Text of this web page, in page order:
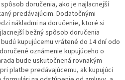
doručenia, ako je najlacnejší
predávajúcim. Dodatočnými
nákladmi na doručenie, ktoré si
bežný spôsob doručenia
kupujúcemu vrátené do 14 dní odo
oznámenie kupujúceho o
bude uskutočnená rovnakým
platbe predávajúcemu, ak kupujúci